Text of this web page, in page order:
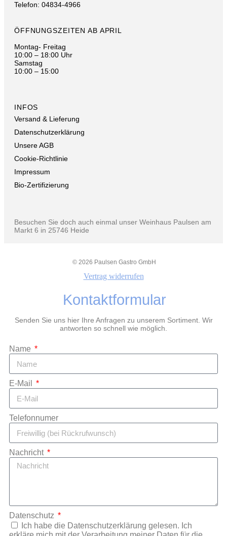
Telefon: 04834-4966
ÖFFNUNGSZEITEN AB APRIL
Montag- Freitag
10:00 – 18:00 Uhr
Samstag
10:00 – 15:00
INFOS
Versand & Lieferung
Datenschutzerklärung
Unsere AGB
Cookie-Richtlinie
Impressum
Bio-Zertifizierung
Besuchen Sie doch auch einmal unser Weinhaus Paulsen am
Markt 6 in 25746 Heide
© 2026 Paulsen Gastro GmbH
Vertrag widerrufen
Kontaktformular
Senden Sie uns hier Ihre Anfragen zu unserem Sortiment. Wir
antworten so schnell wie möglich.
Name
E-Mail
Telefonnumer
Nachricht
Datenschutz
Ich habe die Datenschutzerklärung gelesen. Ich